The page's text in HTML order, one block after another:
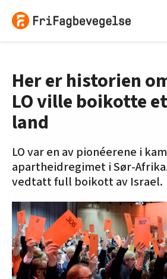
Her er historien
LO ville boikotte
land
LO var en av pionéerene i
apartheidregimet i Sør-
vedtatt full boikott av Israel.